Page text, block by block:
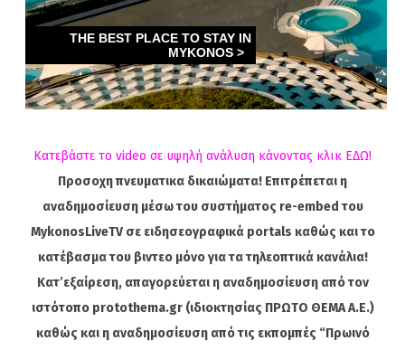
Κατεβάστε το video σε υψηλή ανάλυση κάνοντας κλικ ΕΔΩ!
Προσοχη πνευματικα δικαιώματα! Επιτρέπεται η
αναδημοσίευση μέσω του συστήματος re-embed του
MykonosLiveTV σε ειδησεογραφικά portals καθώς και το
κατέβασμα του βιντεο μόνο για τα τηλεοπτικά κανάλια!
Κατ’εξαίρεση, απαγορεύεται η αναδημοσίευση από τον
ιστότοπο protothema.gr (ιδιοκτησίας ΠΡΩΤΟ ΘΕΜΑ A.E.)
καθώς και η αναδημοσίευση από τις εκπομπές “Πρωινό